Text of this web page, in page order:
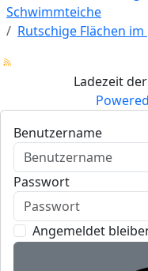
Schwimmteiche
Rutschige Flächen im
Ladezeit
Benutzername
Passwort
Angemeldet